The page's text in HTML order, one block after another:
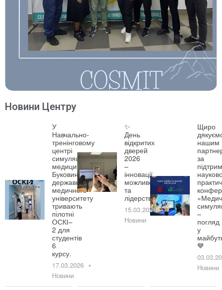
Новини Центру
У
Навчально-
тренінговому
центрі
симуляційної
медицини
Буковинського
державного
медичного
університету
тривають
пілотні
ОСКІ–
2 для
студентів
6
курсу.
17.03.2026
Новини
✨
День
відкритих
дверей
2026
–
інновації,
можливості
та
лідерство!
15.03.2026
Новини
Щиро
нашим
за
–
погляд
у
💙
Новини